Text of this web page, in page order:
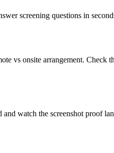
screening questions in
vs onsite arrangement.
watch the screenshot proof